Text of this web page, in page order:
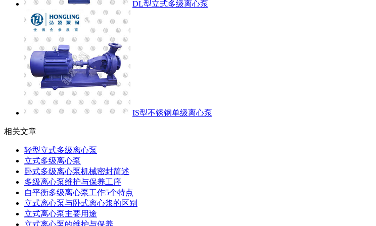
DL型立式多级离心泵
IS型不锈钢单级离心泵
相关文章
轻型立式多级离心泵
立式多级离心泵
卧式多级离心泵机械密封简述
多级离心泵维护与保养工序
自平衡多级离心泵工作5个特点
立式离心泵与卧式离心浆的区别
立式离心泵主要用途
立式离心泵的维护与保养